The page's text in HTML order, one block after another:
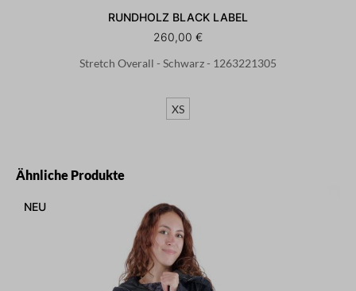
RUNDHOLZ BLACK LABEL
260,00 €
Stretch Overall - Schwarz - 1263221305
XS
Produktgalerie überspringen
Ähnliche Produkte
NEU